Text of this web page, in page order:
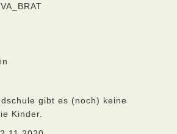
gibt es (noch) keine
Kinder.